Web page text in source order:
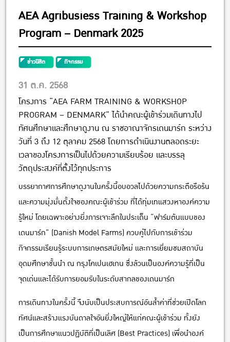
AEA Agribusiess Training & Workshop
Program – Denmark 2025
ข่าวนิสิต กิจกรรม
31 ต.ค. 2568
โครงการ “AEA FARM TRAINING & WORKSHOP
PROGRAM – DENMARK” ได้นำคณะผู้เข้าร่วมเดินทางไป
ทัศนศึกษาและศึกษาดูงาน ณ ราชอาณาจักรเดนมาร์ก ระหว่าง
วันที่ 3 ถึง 12 ตุลาคม 2568 โดยการดำเนินงานตลอดระยะ
เวลาของโครงการเป็นไปด้วยความเรียบร้อย และบรรลุ
วัตถุประสงค์ที่ตั้งไว้ทุกประการ
บรรยากาศการศึกษาดูงานในครั้งนี้อบอวลไปด้วยความกระตือรือร้น
และความมุ่งมั่นตั้งใจของคณะผู้เข้าร่วม ที่ได้ทุ่มเทแสวงหาองค์ความ
รู้ใหม่ โดยเฉพาะอย่างยิ่งการเจาะลึกในประเด็น “ฟาร์มต้นแบบของ
เดนมาร์ก” (Danish Model Farms) ควบคู่ไปกับการเข้าร่วม
กิจกรรมเรียนรู้ระบบการเกษตรสมัยใหม่ และการเยี่ยมชมสถาบัน
อุดมศึกษาชั้นนำ ณ กรุงโคเปนเฮเกน ซึ่งล้วนเป็นองค์ความรู้ที่เป็น
จุดเด่นและได้รับการยอมรับในระดับสากลของเดนมาร์ก
การเดินทางในครั้งนี้ จึงนับเป็นประสบการณ์อันล้ำค่าที่ช่วยเปิดโลก
ทัศน์และสร้างแรงบันดาลใจอันยิ่งใหญ่ให้แก่คณะผู้เข้าร่วม ทั้งยัง
เป็นการศึกษาแนวปฏิบัติที่เป็นเลิศ (Best Practices) เพื่อนำองค์